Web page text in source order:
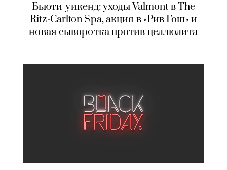
Бьюти-уикенд: уходы Valmont в The
Ritz-Carlton Spa, акция в «Рив Гош» и
новая сыворотка против целлюлита